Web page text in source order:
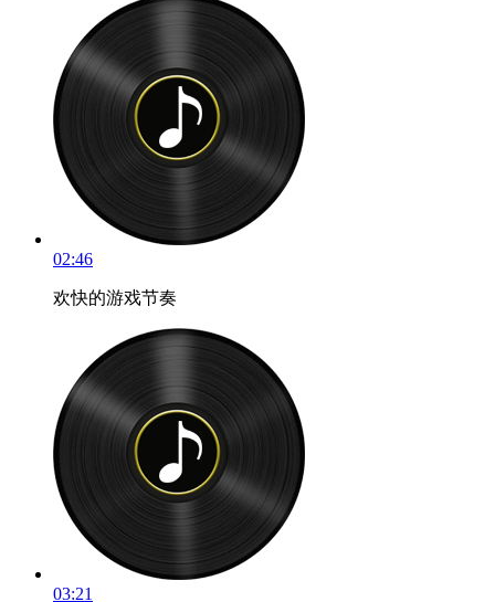
02:46
欢快的游戏节奏
03:21